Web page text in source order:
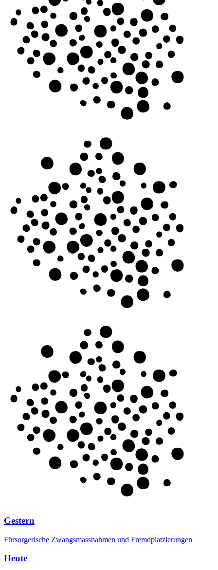
Gestern
Fürsorgerische Zwangsmassnahmen und Fremdplatzierungen
Heute